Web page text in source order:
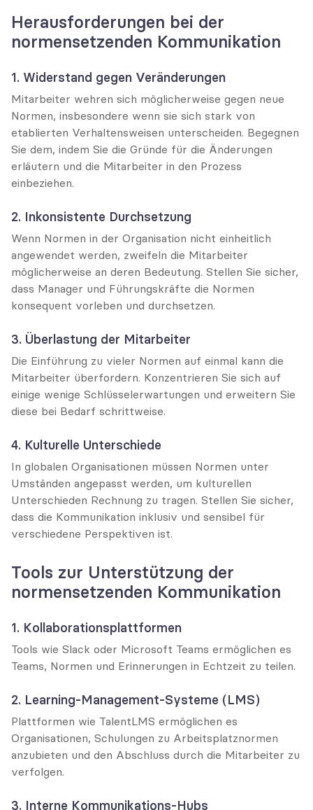
Herausforderungen bei der
normensetzenden Kommunikation
1. Widerstand gegen Veränderungen
Mitarbeiter wehren sich möglicherweise gegen neue
Normen, insbesondere wenn sie sich stark von
etablierten Verhaltensweisen unterscheiden. Begegnen
Sie dem, indem Sie die Gründe für die Änderungen
erläutern und die Mitarbeiter in den Prozess
einbeziehen.
2. Inkonsistente Durchsetzung
Wenn Normen in der Organisation nicht einheitlich
angewendet werden, zweifeln die Mitarbeiter
möglicherweise an deren Bedeutung. Stellen Sie sicher,
dass Manager und Führungskräfte die Normen
konsequent vorleben und durchsetzen.
3. Überlastung der Mitarbeiter
Die Einführung zu vieler Normen auf einmal kann die
Mitarbeiter überfordern. Konzentrieren Sie sich auf
einige wenige Schlüsselerwartungen und erweitern Sie
diese bei Bedarf schrittweise.
4. Kulturelle Unterschiede
In globalen Organisationen müssen Normen unter
Umständen angepasst werden, um kulturellen
Unterschieden Rechnung zu tragen. Stellen Sie sicher,
dass die Kommunikation inklusiv und sensibel für
verschiedene Perspektiven ist.
Tools zur Unterstützung der
normensetzenden Kommunikation
1. Kollaborationsplattformen
Tools wie Slack oder Microsoft Teams ermöglichen es
Teams, Normen und Erinnerungen in Echtzeit zu teilen.
2. Learning-Management-Systeme (LMS)
Plattformen wie TalentLMS ermöglichen es
Organisationen, Schulungen zu Arbeitsplatznormen
anzubieten und den Abschluss durch die Mitarbeiter zu
verfolgen.
3. Interne Kommunikations-Hubs